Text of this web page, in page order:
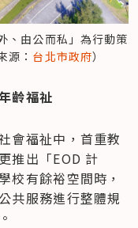
、由公而私」為行動策
源： 台北市政府）
齡福祉
會福祉中，首重教
推出「EOD 計
校有餘裕空間時，
共服務進行整體規